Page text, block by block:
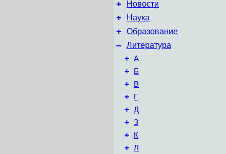
+ Новости
+ Наука
+ Образование
– Литература
+ А
+ Б
+ В
+ Г
+ Д
+ З
+ К
+ Л